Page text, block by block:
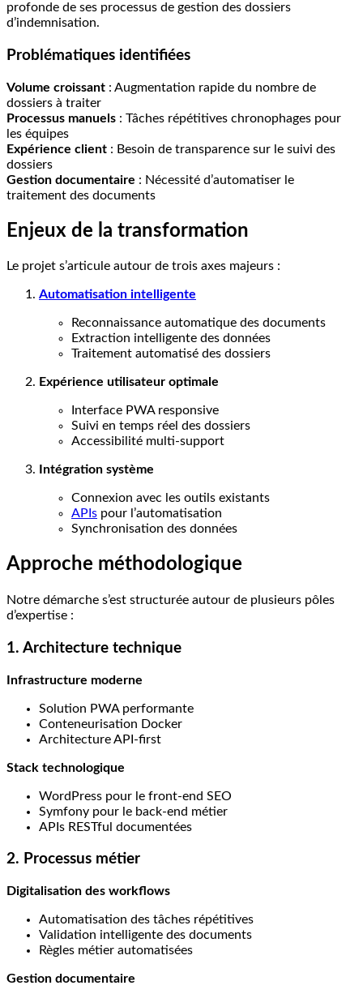
profonde de ses processus de gestion des dossiers
d’indemnisation.
Problématiques identifiées
Volume croissant : Augmentation rapide du nombre de
dossiers à traiter
Processus manuels : Tâches répétitives chronophages pour
les équipes
Expérience client : Besoin de transparence sur le suivi des
dossiers
Gestion documentaire : Nécessité d’automatiser le
traitement des documents
Enjeux de la transformation
Le projet s’articule autour de trois axes majeurs :
Automatisation intelligente
Reconnaissance automatique des documents
Extraction intelligente des données
Traitement automatisé des dossiers
Expérience utilisateur optimale
Interface PWA responsive
Suivi en temps réel des dossiers
Accessibilité multi-support
Intégration système
Connexion avec les outils existants
APIs pour l’automatisation
Synchronisation des données
Approche méthodologique
Notre démarche s’est structurée autour de plusieurs pôles
d’expertise :
1. Architecture technique
Infrastructure moderne
Solution PWA performante
Conteneurisation Docker
Architecture API-first
Stack technologique
WordPress pour le front-end SEO
Symfony pour le back-end métier
APIs RESTful documentées
2. Processus métier
Digitalisation des workflows
Automatisation des tâches répétitives
Validation intelligente des documents
Règles métier automatisées
Gestion documentaire